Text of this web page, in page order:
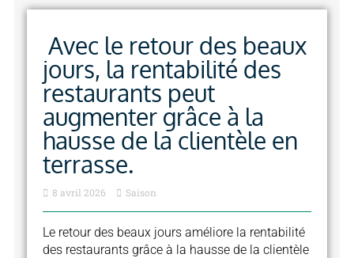
Avec le retour des beaux
jours, la rentabilité des
restaurants peut
augmenter grâce à la
hausse de la clientèle en
terrasse.
8 avril 2026 Saison
Le retour des beaux jours améliore la rentabilité
des restaurants grâce à la hausse de la clientèle